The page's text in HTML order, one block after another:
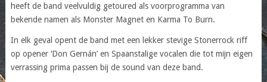
heeft de band veelvuldig getoured als voorprogramma van
bekende namen als Monster Magnet en Karma To Burn.
In elk geval opent de band met een lekker stevige Stonerrock riff
op opener ‘Don Gernán’ en Spaanstalige vocalen die tot mijn eigen
verrassing prima passen bij de sound van deze band.